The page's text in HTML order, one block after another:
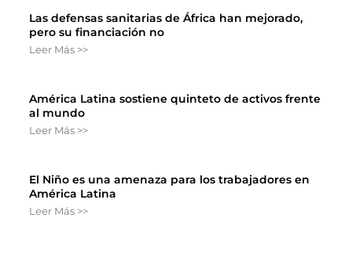
Las defensas sanitarias de África han mejorado,
pero su financiación no
Leer Más >>
América Latina sostiene quinteto de activos frente
al mundo
Leer Más >>
El Niño es una amenaza para los trabajadores en
América Latina
Leer Más >>